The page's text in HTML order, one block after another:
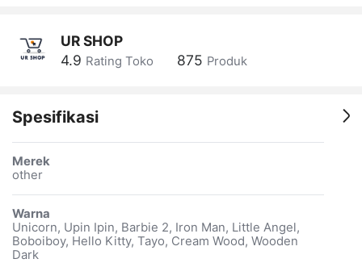
UR SHOP
4.9 Rating Toko 875 Produk
Spesifikasi
Merek
other
Warna
Unicorn, Upin Ipin, Barbie 2, Iron Man, Little Angel,
Boboiboy, Hello Kitty, Tayo, Cream Wood, Wooden
Dark